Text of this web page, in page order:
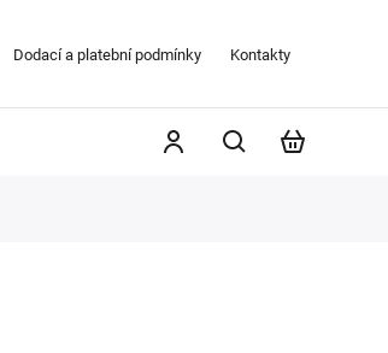
Dodací a platební podmínky Kontakty
Kontakty